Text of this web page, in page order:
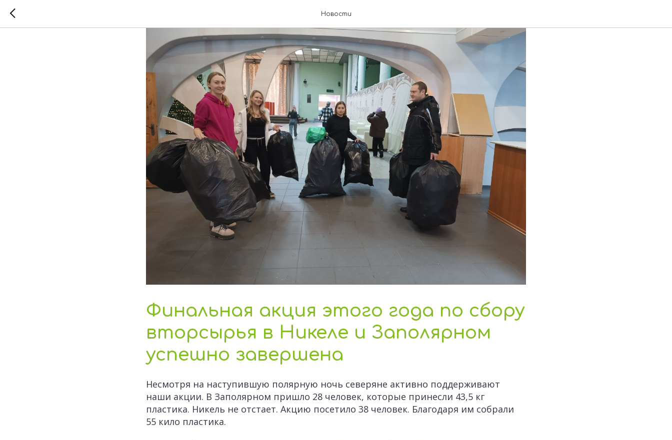
Новости
Финальная акция этого года по сбору
вторсырья в Никеле и Заполярном
успешно завершена
Несмотря на наступившую полярную ночь северяне активно поддерживают
наши акции. В Заполярном пришло 28 человек, которые принесли 43,5 кг
пластика. Никель не отстает. Акцию посетило 38 человек. Благодаря им собрали
55 кило пластика.